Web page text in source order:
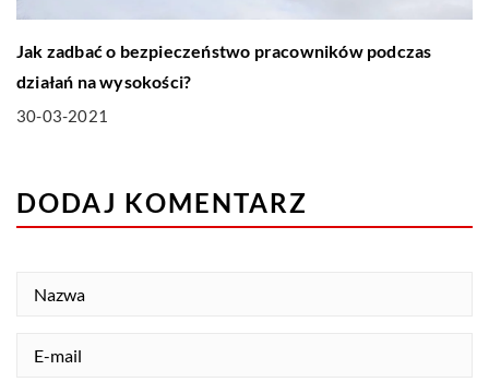
Jak zadbać o bezpieczeństwo pracowników podczas
działań na wysokości?
30-03-2021
DODAJ KOMENTARZ